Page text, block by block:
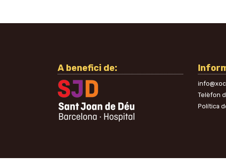
A benefici de:
Telèfon
Política